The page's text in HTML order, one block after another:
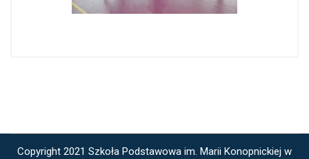
Copyright 2021 Szkoła Podstawowa im. Marii Konopnickiej w